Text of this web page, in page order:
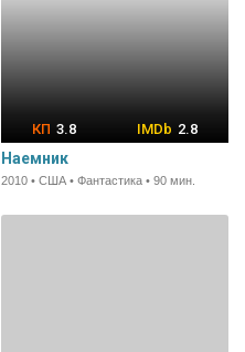
3.8 2.8
Наемник
2010 • США • Фантастика • 90 мин.